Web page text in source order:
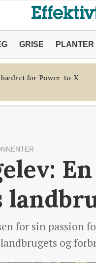
GRISE PLANTER
hædret for Power-to-X-
for sin passion
og